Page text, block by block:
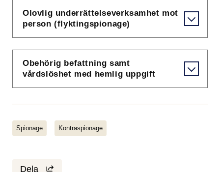
Olovlig underrättelseverksamhet mot
person (flyktingspionage)
Obehörig befattning samt
vårdslöshet med hemlig uppgift
Spionage Kontraspionage
Dela